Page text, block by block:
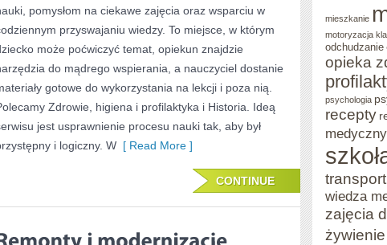
KONKURSY
SZKOLNE
pomysłom na ciekawe zajęcia oraz wsparciu w
przyswajaniu wiedzy. To miejsce, w którym
może poćwiczyć temat, opiekun znajdzie
do mądrego wspierania, a nauczyciel dostanie
gotowe do wykorzystania na lekcji i poza nią.
Zdrowie, higiena i profilaktyka i Historia. Ideą
jest usprawnienie procesu nauki tak, aby był
i logiczny. W [ Read More ]
CONTINUE
mieszkanie
motoryzacja
odchudzanie
opieka
psychologia
recepty
medyczny
wiedza
zajęcia
żywienie